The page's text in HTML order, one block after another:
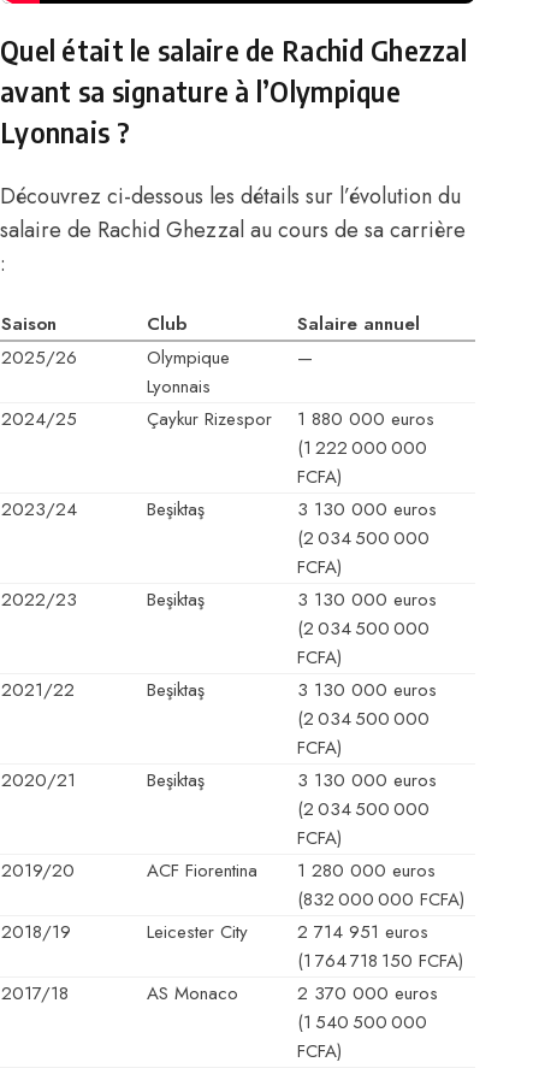
Quel était le salaire de Rachid Ghezzal
avant sa signature à l’Olympique
Lyonnais ?
Découvrez ci-dessous les détails sur l’évolution du
salaire de Rachid Ghezzal au cours de sa carrière
:
Saison Club
Salaire annuel
2025/26
Olympique
Lyonnais
—
2024/25 Çaykur Rizespor
1 880 000 euros
(1 222 000 000
FCFA)
2023/24
Beşiktaş
3 130 000 euros
(2 034 500 000
FCFA)
2022/23
Beşiktaş
3 130 000 euros
(2 034 500 000
FCFA)
2021/22
Beşiktaş
3 130 000 euros
(2 034 500 000
FCFA)
2020/21
Beşiktaş
3 130 000 euros
(2 034 500 000
FCFA)
2019/20
ACF Fiorentina
1 280 000 euros
(832 000 000 FCFA)
2018/19
Leicester City
2 714 951 euros
(1 764 718 150 FCFA)
2017/18
AS Monaco
2 370 000 euros
(1 540 500 000
FCFA)